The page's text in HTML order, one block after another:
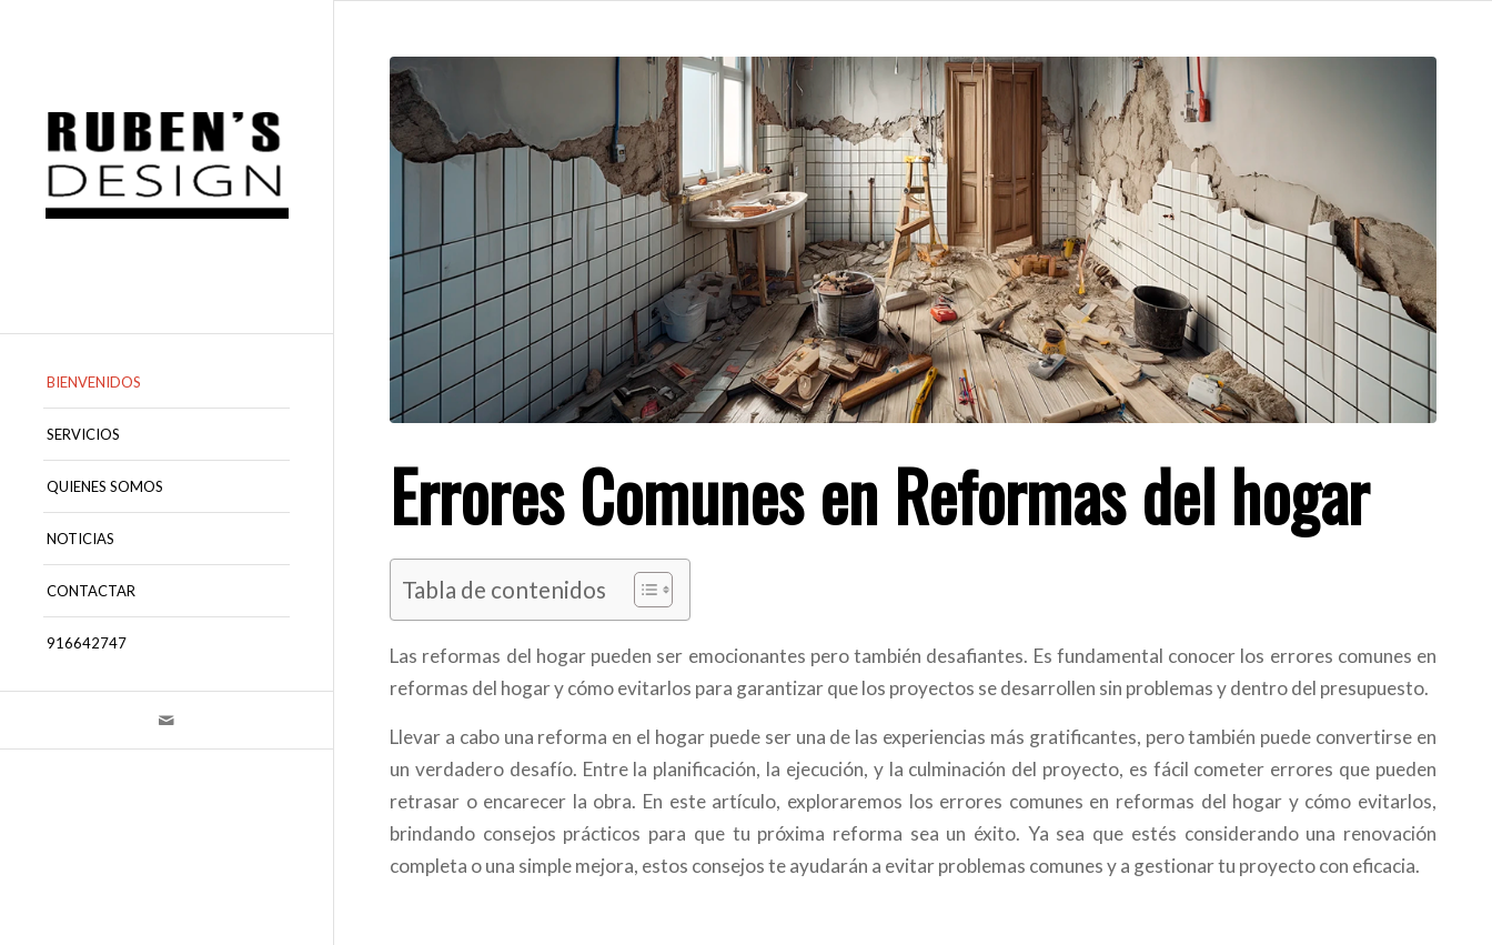
BIENVENIDOS
SERVICIOS
QUIENES SOMOS
NOTICIAS
CONTACTAR
916642747
Errores Comunes en Reformas del hogar
Tabla de contenidos
Las reformas del hogar pueden ser emocionantes pero también desafiantes. Es fundamental conocer los errores comunes en
reformas del hogar y cómo evitarlos para garantizar que los proyectos se desarrollen sin problemas y dentro del presupuesto.
Llevar a cabo una reforma en el hogar puede ser una de las experiencias más gratificantes, pero también puede convertirse en
un verdadero desafío. Entre la planificación, la ejecución, y la culminación del proyecto, es fácil cometer errores que pueden
retrasar o encarecer la obra. En este artículo, exploraremos los errores comunes en reformas del hogar y cómo evitarlos,
brindando consejos prácticos para que tu próxima reforma sea un éxito. Ya sea que estés considerando una renovación
completa o una simple mejora, estos consejos te ayudarán a evitar problemas comunes y a gestionar tu proyecto con eficacia.